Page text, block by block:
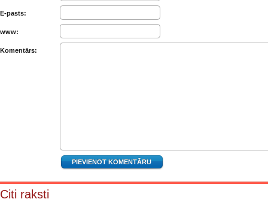
E-pasts:
www:
Komentārs:
Citi raksti